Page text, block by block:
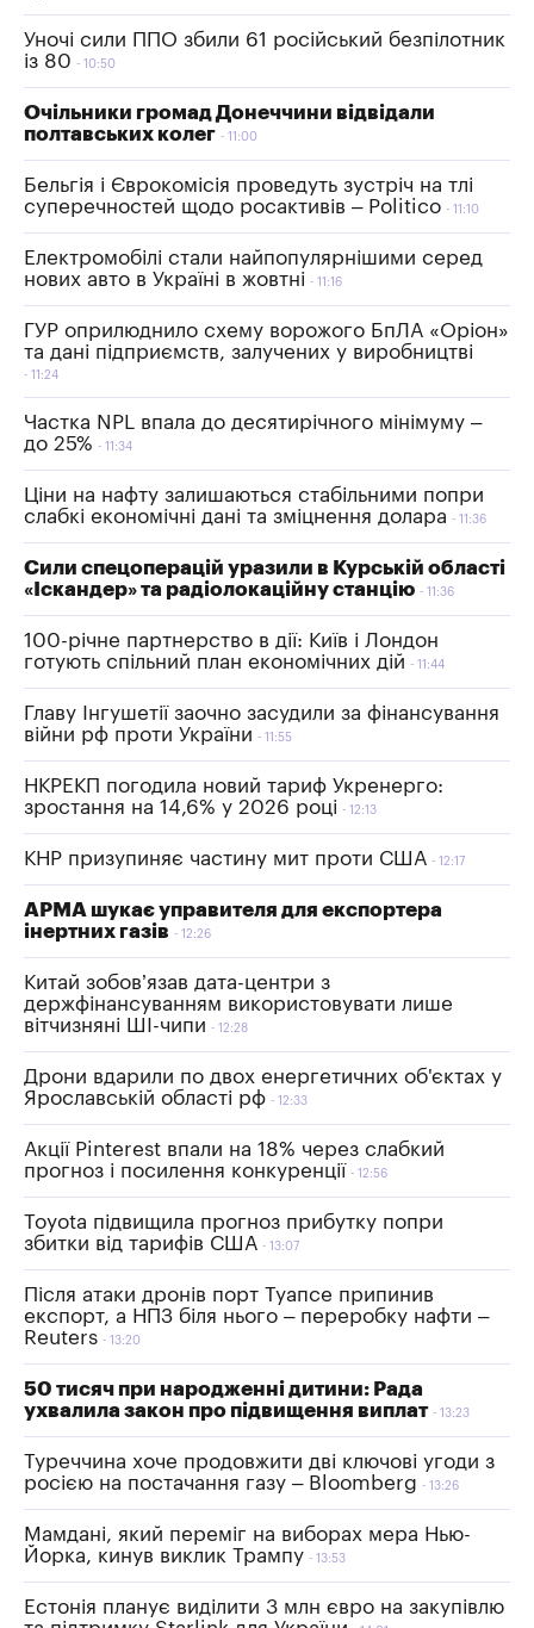
​Уночі сили ППО збили 61 російський безпілотник
із 80
10:50
Очільники громад Донеччини відвідали
полтавських колег
11:00
Бельгія і Єврокомісія проведуть зустріч на тлі
суперечностей щодо росактивів – Politico
11:10
Електромобілі стали найпопулярнішими серед
нових авто в Україні в жовтні
11:16
ГУР оприлюднило схему ворожого БпЛА «Оріон»
та дані підприємств, залучених у виробництві
11:24
Частка NPL впала до десятирічного мінімуму –
до 25%
11:34
Ціни на нафту залишаються стабільними попри
слабкі економічні дані та зміцнення долара
11:36
Сили спецоперацій уразили в Курській області
«Іскандер» та радіолокаційну станцію
11:36
100-річне партнерство в дії: Київ і Лондон
готують спільний план економічних дій
11:44
Главу Інгушетії заочно засудили за фінансування
війни рф проти України
11:55
НКРЕКП погодила новий тариф Укренерго:
зростання на 14,6% у 2026 році
12:13
КНР призупиняє частину мит проти США 12:17
АРМА шукає управителя для експортера
інертних газів
12:26
Китай зобов’язав дата-центри з
держфінансуванням використовувати лише
вітчизняні ШI-чипи
12:28
Дрони вдарили по двох енергетичних об'єктах у
Ярославській області рф
12:33
Акції Pinterest впали на 18% через слабкий
прогноз і посилення конкуренції
12:56
Toyota підвищила прогноз прибутку попри
збитки від тарифів США
13:07
Після атаки дронів порт Туапсе припинив
експорт, а НПЗ біля нього – переробку нафти –
Reuters
13:20
50 тисяч при народженні дитини: Рада
ухвалила закон про підвищення виплат
13:23
Туреччина хоче продовжити дві ключові угоди з
росією на постачання газу – Bloomberg
13:26
Мамдані, який переміг на виборах мера Нью-
Йорка, кинув виклик Трампу
13:53
Естонія планує виділити 3 млн євро на закупівлю